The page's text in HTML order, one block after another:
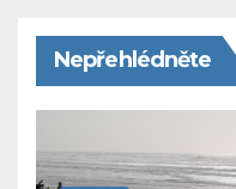
Nepřehlédněte